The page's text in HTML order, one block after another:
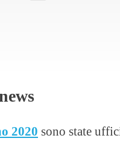
2020 sono state